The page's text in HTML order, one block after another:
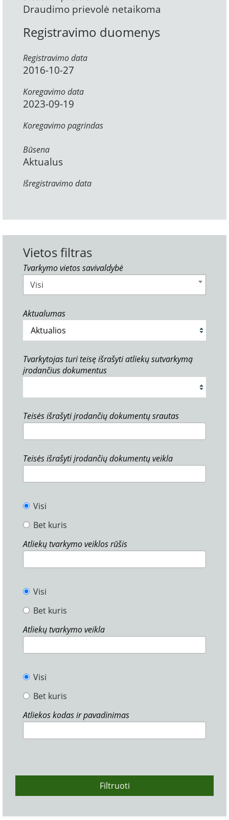
Draudimo prievolė netaikoma
Registravimo duomenys
Registravimo data
2016-10-27
Koregavimo data
2023-09-19
Koregavimo pagrindas
Būsena
Aktualus
Išregistravimo data
Vietos filtras
Tvarkymo vietos savivaldybė
Visi
Aktualumas
Tvarkytojas turi teisę išrašyti atliekų sutvarkymą
įrodančius dokumentus
Teisės išrašyti įrodančių dokumentų srautas
Teisės išrašyti įrodančių dokumentų veikla
Visi
Bet kuris
Atliekų tvarkymo veiklos rūšis
Visi
Bet kuris
Atliekų tvarkymo veikla
Visi
Bet kuris
Atliekos kodas ir pavadinimas
Filtruoti